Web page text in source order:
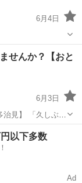
6月4日
LINE公
せんか？【おと
6月3日
しぶり
かったんだよな
初心者
以下多数
Ad